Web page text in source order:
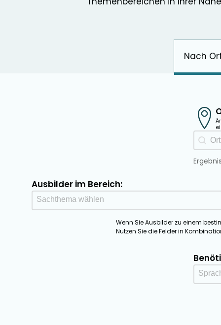
Nach
Ausbilder im Bereich:
Sachthema Ausbilder
Select content
Wenn Sie Ausbilder zu einem
Nutzen Sie die Felder in